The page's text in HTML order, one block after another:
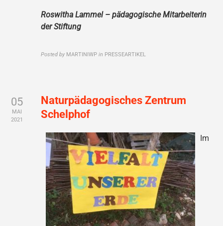
Roswitha Lammel – pädagogische Mitarbeiterin
der Stiftung
Posted by MARTINIWP in PRESSEARTIKEL
05
MAI
2021
Naturpädagogisches Zentrum
Schelphof
Im